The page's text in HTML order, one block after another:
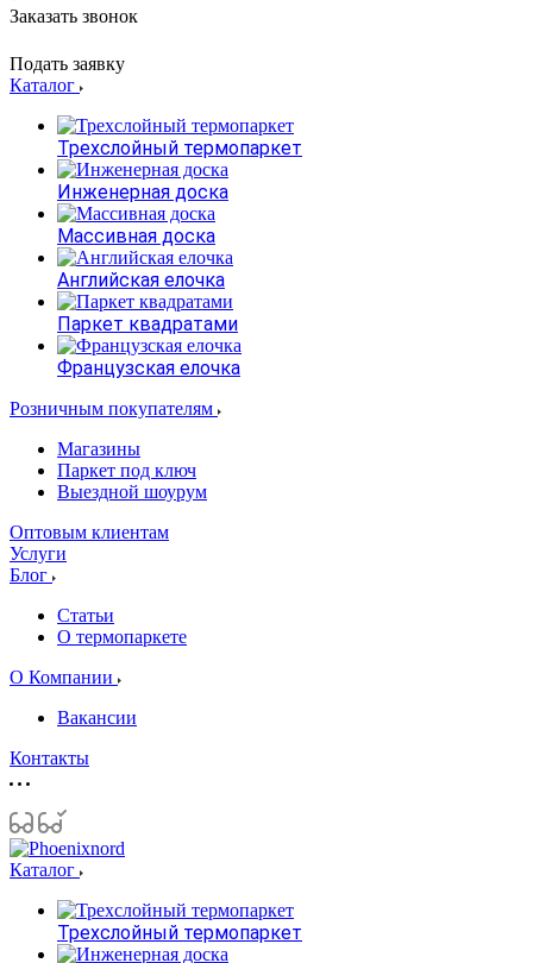
Заказать звонок
Подать заявку
Каталог
Трехслойный термопаркет
Инженерная доска
Массивная доска
Английская елочка
Паркет квадратами
Французская елочка
Розничным покупателям
Магазины
Паркет под ключ
Выездной шоурум
Оптовым клиентам
Услуги
Блог
Статьи
О термопаркете
О Компании
Вакансии
Контакты
Каталог
Трехслойный термопаркет